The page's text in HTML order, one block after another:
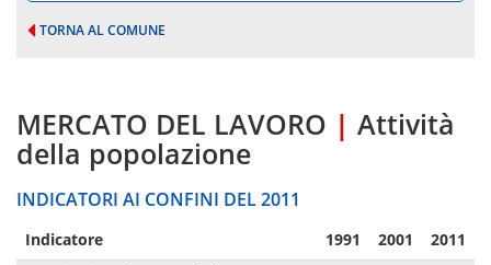
TORNA AL COMUNE
MERCATO DEL LAVORO | Attività
della popolazione
INDICATORI AI CONFINI DEL 2011
Indicatore 1991 2001 2011